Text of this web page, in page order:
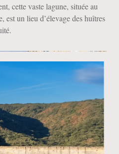
cette vaste lagune, située au
est un lieu d’élevage des huîtres